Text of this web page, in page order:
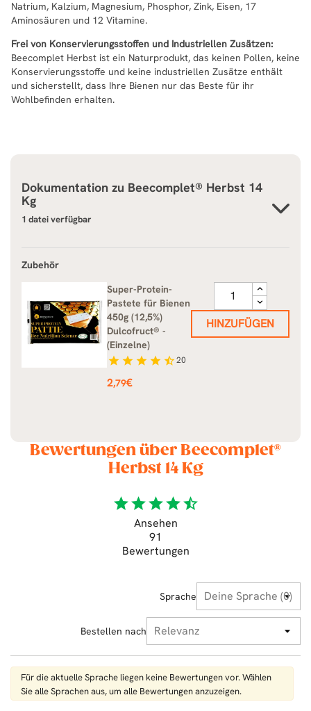
Natrium, Kalzium, Magnesium, Phosphor, Zink, Eisen, 17
Aminosäuren und 12 Vitamine.
Frei von Konservierungsstoffen und Industriellen Zusätzen:
Beecomplet Herbst ist ein Naturprodukt, das keinen Pollen, keine
Konservierungsstoffe und keine industriellen Zusätze enthält
und sicherstellt, dass Ihre Bienen nur das Beste für ihr
Wohlbefinden erhalten.
Dokumentation zu Beecomplet® Herbst 14
Kg
1 datei verfügbar
Zubehör
Super-Protein-
Pastete für Bienen
450g (12,5%)
Dulcofruct® -
(Einzelne)
star star star star star_half20
Preis
2,79€
HINZUFÜGEN
Bewertungen über Beecomplet®
Herbst 14 Kg
starstarstarstarstar_half
Ansehen
91
Bewertungen
Sprache
Bestellen nach
Für die aktuelle Sprache liegen keine Bewertungen vor. Wählen
Sie alle Sprachen aus, um alle Bewertungen anzuzeigen.